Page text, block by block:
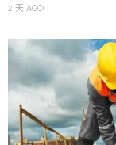
2 天 AGO